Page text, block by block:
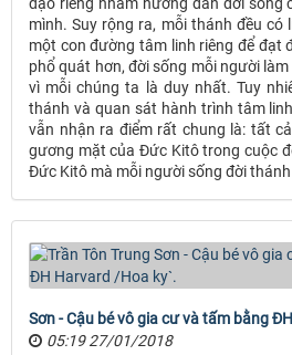
mình. Suy rộng ra, mỗi thánh đều có
một con đường tâm linh riêng để đạt
phổ quát hơn, đời sống mỗi người
vì mỗi chúng ta là duy nhất. Tuy
thánh và quan sát hành trình tâm
vẫn nhận ra điểm rất chung là: tất
gương mặt của Đức Kitô trong cuộc
Đức Kitô mà mỗi người sống đời
Sơn - Cậu bé vô gia cư và tấm bằng
05:19 27/01/2018